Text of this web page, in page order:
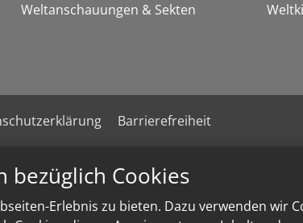
bezüglich Cookies
Erlebnis zu bieten. Dazu verwenden wir
Weltanschauungen & Sekten
Barrierefreiheit